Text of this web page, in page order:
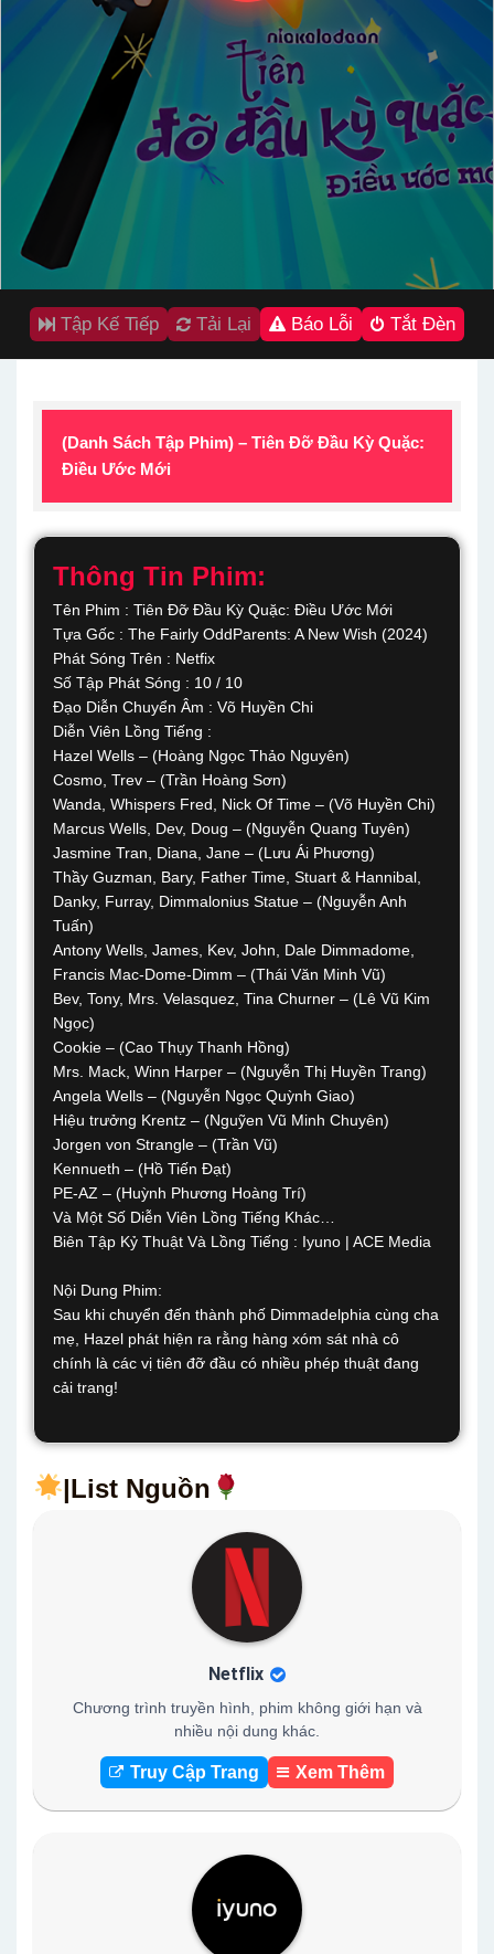
Tập Kế Tiếp Tải Lại Báo Lỗi Tắt Đèn
(Danh Sách Tập Phim) – Tiên Đỡ Đầu Kỳ Quặc:
Điều Ước Mới
Thông Tin Phim:
Tên Phim : Tiên Đỡ Đầu Kỳ Quặc: Điều Ước Mới
Tựa Gốc : The Fairly OddParents: A New Wish (2024)
Phát Sóng Trên : Netfix
Số Tập Phát Sóng : 10 / 10
Đạo Diễn Chuyển Âm : Võ Huyền Chi
Diễn Viên Lồng Tiếng :
Hazel Wells – (Hoàng Ngọc Thảo Nguyên)
Cosmo, Trev – (Trần Hoàng Sơn)
Wanda, Whispers Fred, Nick Of Time – (Võ Huyền Chi)
Marcus Wells, Dev, Doug – (Nguyễn Quang Tuyên)
Jasmine Tran, Diana, Jane – (Lưu Ái Phương)
Thầy Guzman, Bary, Father Time, Stuart & Hannibal,
Danky, Furray, Dimmalonius Statue – (Nguyễn Anh
Tuấn)
Antony Wells, James, Kev, John, Dale Dimmadome,
Francis Mac-Dome-Dimm – (Thái Văn Minh Vũ)
Bev, Tony, Mrs. Velasquez, Tina Churner – (Lê Vũ Kim
Ngọc)
Cookie – (Cao Thụy Thanh Hồng)
Mrs. Mack, Winn Harper – (Nguyễn Thị Huyền Trang)
Angela Wells – (Nguyễn Ngọc Quỳnh Giao)
Hiệu trưởng Krentz – (Nguỹen Vũ Minh Chuyên)
Jorgen von Strangle – (Trần Vũ)
Kennueth – (Hồ Tiến Đạt)
PE-AZ – (Huỳnh Phương Hoàng Trí)
Và Một Số Diễn Viên Lồng Tiếng Khác…
Biên Tập Kỷ Thuật Và Lồng Tiếng : Iyuno | ACE Media
Nội Dung Phim:
Sau khi chuyển đến thành phố Dimmadelphia cùng cha
mẹ, Hazel phát hiện ra rằng hàng xóm sát nhà cô
chính là các vị tiên đỡ đầu có nhiều phép thuật đang
cải trang!
|List Nguồn
Netflix
Chương trình truyền hình, phim không giới hạn và
nhiều nội dung khác.
Truy Cập Trang Xem Thêm